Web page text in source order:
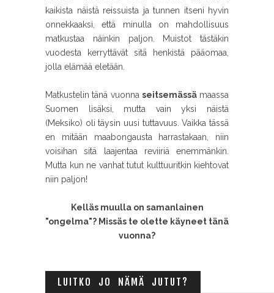
kaikista näistä reissuista ja tunnen itseni hyvin
onnekkaaksi, että minulla on mahdollisuus
matkustaa näinkin paljon. Muistot tästäkin
vuodesta kerryttävät sitä henkistä pääomaa,
jolla elämää eletään.
Matkustelin tänä vuonna seitsemässämaassa
Suomen lisäksi, mutta vain yksi näistä
(Meksiko) oli täysin uusi tuttavuus. Vaikka tässä
en mitään maabongausta harrastakaan, niin
voisihan sitä laajentaa reviiriä enemmänkin.
Mutta kun ne vanhat tutut kulttuuritkin kiehtovat
niin paljon!
Kelläs muulla on samanlainen
"ongelma"? Missäs te olette käyneet tänä
vuonna?
LUITKO JO NÄMÄ JUTUT?